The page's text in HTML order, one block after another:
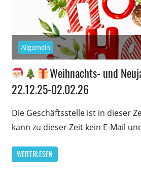
Allgemein
Weihnachts- und
22.12.25-02.02.26
Die Geschäftsstelle ist in dieser
kann zu dieser Zeit kein E-Mail
WEITERLESEN